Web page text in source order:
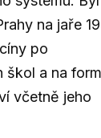
na jaře
po
škol a na
včetně jeho